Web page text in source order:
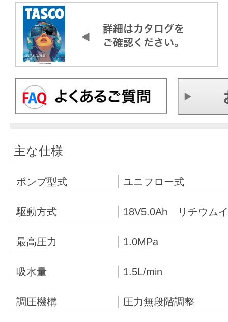
主な仕様
ポンプ型式 ユニフロー式
駆動方式 18V5.0Ah リチウム
最高圧力 1.0MPa
吸水量 1.5L/min
調圧機構 圧力無段階調整